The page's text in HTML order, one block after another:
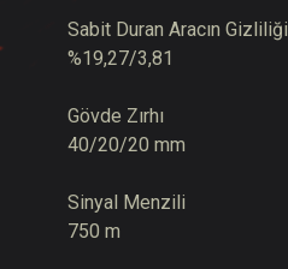
Sabit Duran Aracın Gizliliği
%19,27/3,81
Gövde Zırhı
40/20/20 mm
Sinyal Menzili
750 m